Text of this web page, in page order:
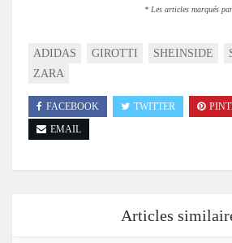
* Les articles marqués
ADIDAS GIROTTI SHEINSIDE
ZARA
FACEBOOK TWITTER
EMAIL
Articles